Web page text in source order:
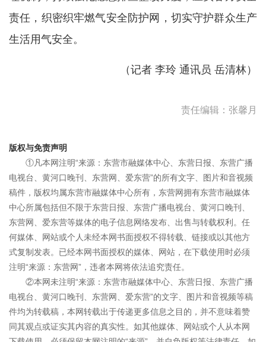
责任，织密织牢燃气安全防护网，切实守护群众生产
生活用气安全。
（记者 李玲 通讯员 岳清林）
责任编辑：张馨月
版权与免责声明
①凡本网注明“来源：东营市融媒体中心、东营日报、东营广播
电视台、黄河口晚刊、东营网、爱东营”的所有文字、图片和音视频
稿件，版权均属东营市融媒体中心所有，东营网拥有东营市融媒体
中心所属包括但不限于东营日报、东营广播电视台、黄河口晚刊、
东营网、爱东营等媒体的电子信息网络发布、出售与转载权利。任
何媒体、网站或个人未经本网书面授权不得转载、链接或以其他方
式复制发表。已经本网书面授权的媒体、网站，在下载使用时必须
注明“来源：东营网”，违者本网将依法追究责任。
②本网未注明“来源：东营市融媒体中心、东营日报、东营广播
电视台、黄河口晚刊、东营网、爱东营”的文字、图片和音视频等稿
件均为转载稿，本网转载出于传递更多信息之目的，并不意味着赞
同其观点或证实其内容的真实性。如其他媒体、网站或个人从本网